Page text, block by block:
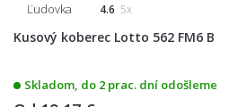
Ľudovka 4.6 5x
Kusový koberec Lotto 562 FM6 B
Skladom, do 2 prac. dní odošleme